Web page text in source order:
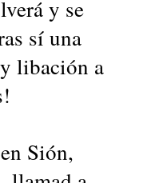
y se
sí una
libación a
Sión,